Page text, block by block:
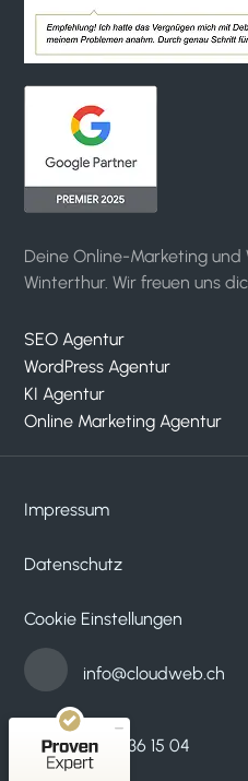
Deine Online-Marketing und
Winterthur. Wir freuen uns
SEO Agentur
WordPress Agentur
KI Agentur
Online Marketing Agentur
Impressum
Datenschutz
Cookie Einstellungen
052 536 15 04
info@cloudweb.ch
Kundenbewertungen und Erfahrungen zu
SEHR GUT
4,95 / 5,00
53
Bewertungen von 2
anderen Quellen